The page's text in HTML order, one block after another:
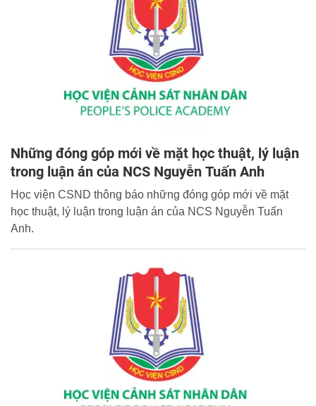
Những đóng góp mới về mặt học thuật, lý luận
trong luận án của NCS Nguyễn Tuấn Anh
Học viện CSND thông báo những đóng góp mới về mặt
học thuật, lý luận trong luận án của NCS Nguyễn Tuấn
Anh.